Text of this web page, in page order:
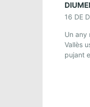
16 DE
Un any
Vallès
pujant